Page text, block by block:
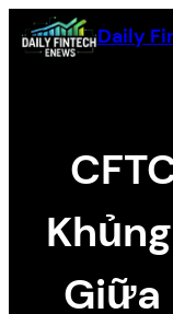
Skip
to
Daily
Giữa